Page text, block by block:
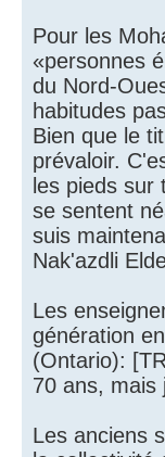
Pour les
«personnes
du Nord-
habitudes
Bien que le
prévaloir.
les pieds
se sentent
suis
Nak'azdli
Les
génération
(Ontario):
70 ans, mais
Les anciens